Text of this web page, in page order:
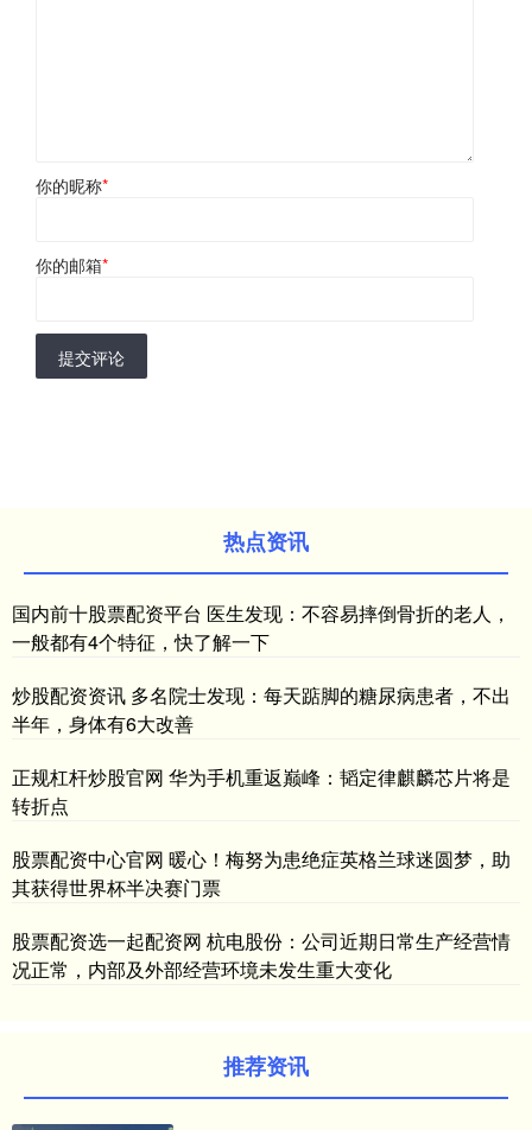
你的昵称*
你的邮箱*
提交评论
热点资讯
国内前十股票配资平台 医生发现：不容易摔倒骨折的老人，
一般都有4个特征，快了解一下
炒股配资资讯 多名院士发现：每天踮脚的糖尿病患者，不出
半年，身体有6大改善
正规杠杆炒股官网 华为手机重返巅峰：韬定律麒麟芯片将是
转折点
股票配资中心官网 暖心！梅努为患绝症英格兰球迷圆梦，助
其获得世界杯半决赛门票
股票配资选一起配资网 杭电股份：公司近期日常生产经营情
况正常，内部及外部经营环境未发生重大变化
推荐资讯